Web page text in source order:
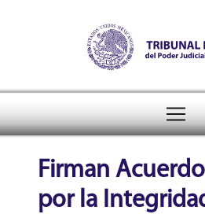
Tribunal
header
Firman
por la